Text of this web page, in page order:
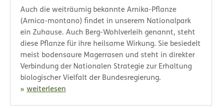
Auch die weiträumig bekannte Arnika-Pflanze
(Arnica-montano) findet in unserem Nationalpark
ein Zuhause. Auch Berg-Wohlverleih genannt, steht
diese Pflanze für ihre heilsame Wirkung. Sie besiedelt
meist bodensaure Magerrasen und steht in direkter
Verbindung der Nationalen Strategie zur Erhaltung
biologischer Vielfalt der Bundesregierung.
weiterlesen